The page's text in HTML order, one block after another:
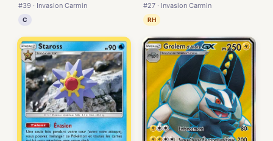
#39 · Invasion Carmin
C
#27 · Invasion Carmin
RH